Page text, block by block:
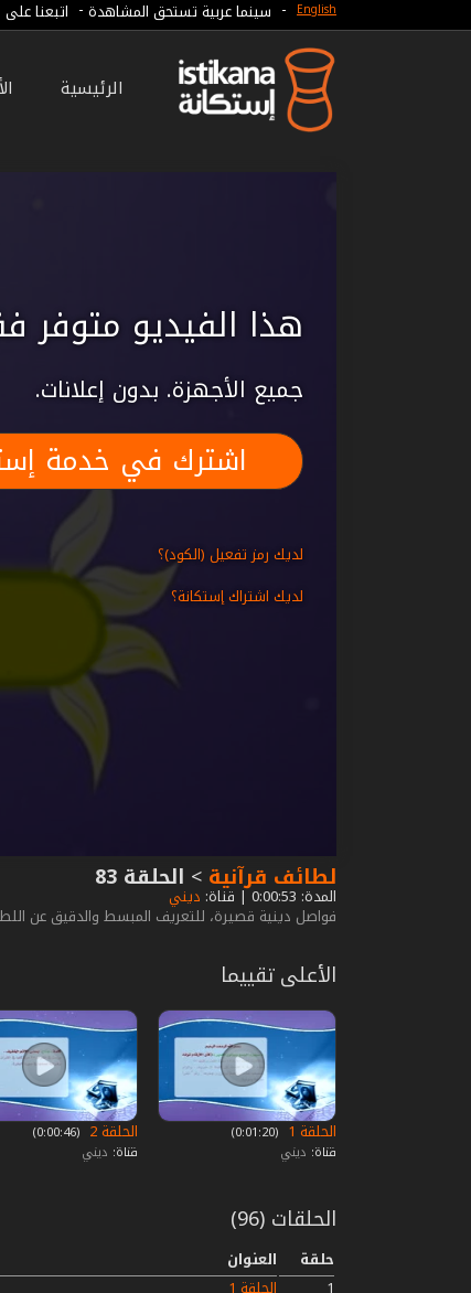
English
- سينما عربية تستحق المشاهدة - اتبعنا على
الرئيسية
هذا الفيديو متوفر
جميع الأجهزة. بدون إعلانات.
اشترك في خدمة
لديك رمز تفعيل (الكود)؟
لديك اشتراك إستكانة؟
لطائف قرآنية > الحلقة 83
المدة: 0:00:53 | قناة: ديني
فواصل دينية قصيرة، للتعريف المبسط والدقيق عن
الأعلى تقييما
الحلقة 1
‏ (0:01:20)
قناة: ديني
الحلقة 2
‏ (0:00:46)
قناة: ديني
الحلقات (96)
حلقة العنوان